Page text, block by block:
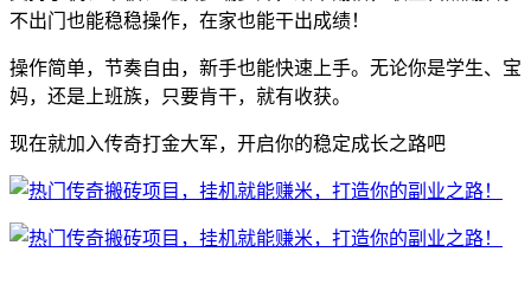
不出门也能稳稳操作，在家也能干出成绩！
操作简单，节奏自由，新手也能快速上手。无论你是学生、宝
妈，还是上班族，只要肯干，就有收获。
现在就加入传奇打金大军，开启你的稳定成长之路吧